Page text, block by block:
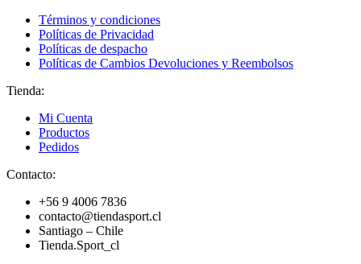
Términos y condiciones
Políticas de Privacidad
Políticas de despacho
Políticas de Cambios Devoluciones y Reembolsos
Tienda:
Mi Cuenta
Productos
Pedidos
Contacto:
+56 9 4006 7836
contacto@tiendasport.cl
Santiago – Chile
Tienda.Sport_cl